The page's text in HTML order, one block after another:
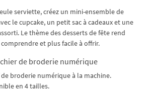
serviette, créez un mini-ensemble de
le cupcake, un petit sac à cadeaux et une
Le thème des desserts de fête rend
et plus facile à offrir.
de broderie numérique
broderie numérique à la machine.
en 4 tailles.